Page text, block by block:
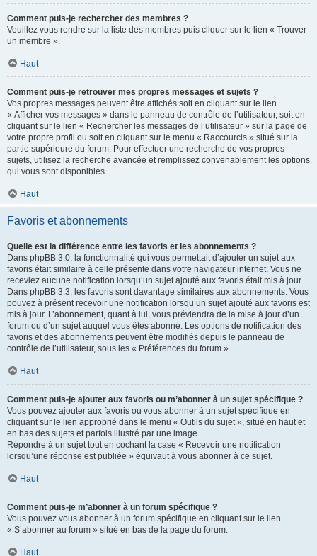
Comment puis-je rechercher des membres ?
Veuillez vous rendre sur la liste des membres puis cliquer sur le lien « Trouver
un membre ».
Haut
Comment puis-je retrouver mes propres messages et sujets ?
Vos propres messages peuvent être affichés soit en cliquant sur le lien
« Afficher vos messages » dans le panneau de contrôle de l’utilisateur, soit en
cliquant sur le lien « Rechercher les messages de l’utilisateur » sur la page de
votre propre profil ou soit en cliquant sur le menu « Raccourcis » situé sur la
partie supérieure du forum. Pour effectuer une recherche de vos propres
sujets, utilisez la recherche avancée et remplissez convenablement les options
qui vous sont disponibles.
Haut
Favoris et abonnements
Quelle est la différence entre les favoris et les abonnements ?
Dans phpBB 3.0, la fonctionnalité qui vous permettait d’ajouter un sujet aux
favoris était similaire à celle présente dans votre navigateur internet. Vous ne
receviez aucune notification lorsqu’un sujet ajouté aux favoris était mis à jour.
Dans phpBB 3.3, les favoris sont davantage similaires aux abonnements. Vous
pouvez à présent recevoir une notification lorsqu’un sujet ajouté aux favoris est
mis à jour. L’abonnement, quant à lui, vous préviendra de la mise à jour d’un
forum ou d’un sujet auquel vous êtes abonné. Les options de notification des
favoris et des abonnements peuvent être modifiés depuis le panneau de
contrôle de l’utilisateur, sous les « Préférences du forum ».
Haut
Comment puis-je ajouter aux favoris ou m’abonner à un sujet spécifique ?
Vous pouvez ajouter aux favoris ou vous abonner à un sujet spécifique en
cliquant sur le lien approprié dans le menu « Outils du sujet », situé en haut et
en bas des sujets et parfois illustré par une image.
Répondre à un sujet tout en cochant la case « Recevoir une notification
lorsqu’une réponse est publiée » équivaut à vous abonner à ce sujet.
Haut
Comment puis-je m’abonner à un forum spécifique ?
Vous pouvez vous abonner à un forum spécifique en cliquant sur le lien
« S’abonner au forum » situé en bas de la page du forum.
Haut